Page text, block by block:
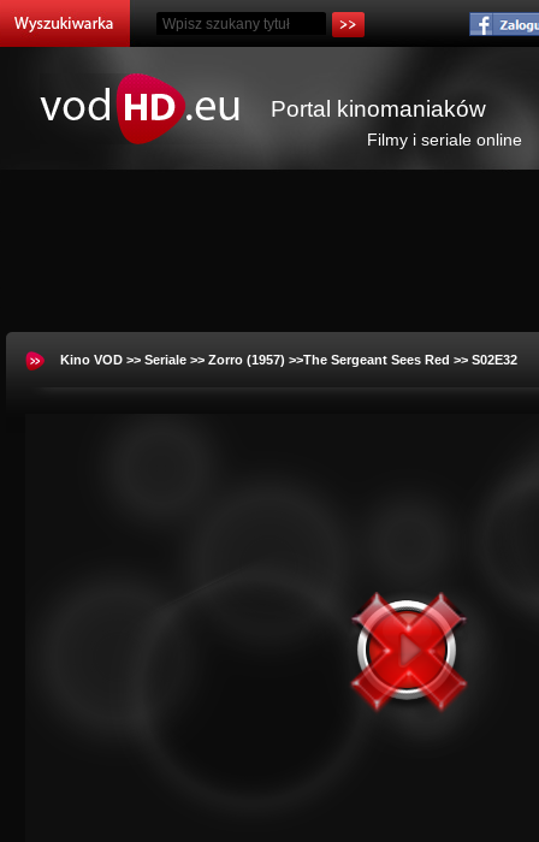
Portal kinomaniaków
Filmy i seriale online
Kino VOD >> Seriale >> Zorro (1957) >>The Sergeant Sees Red >> S02E32